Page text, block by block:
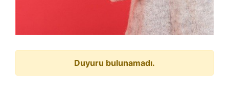
Duyuru bulunamadı.